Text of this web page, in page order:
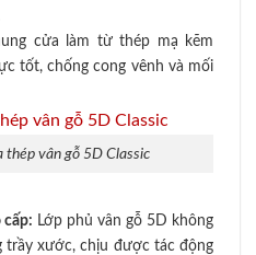
cửa làm từ thép mạ kẽm
tốt, chống cong vênh và mối
vân gỗ 5D Classic
cấp: Lớp phủ vân gỗ 5D không
trầy xước, chịu được tác động